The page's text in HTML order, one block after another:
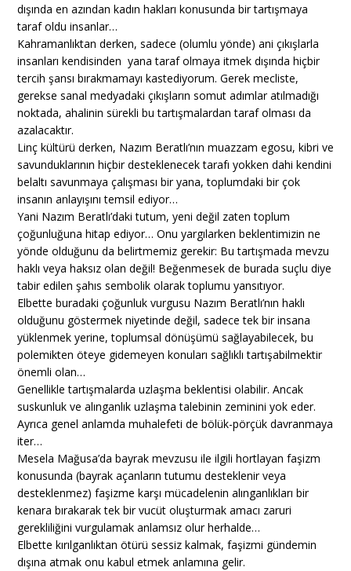
dışında en azından kadın hakları konusunda bir tartışmaya
taraf oldu insanlar…
Kahramanlıktan derken, sadece (olumlu yönde) ani çıkışlarla
insanları kendisinden yana taraf olmaya itmek dışında hiçbir
tercih şansı bırakmamayı kastediyorum. Gerek mecliste,
gerekse sanal medyadaki çıkışların somut adımlar atılmadığı
noktada, ahalinin sürekli bu tartışmalardan taraf olması da
azalacaktır.
Linç kültürü derken, Nazım Beratlı’nın muazzam egosu, kibri ve
savunduklarının hiçbir desteklenecek tarafı yokken dahi kendini
belaltı savunmaya çalışması bir yana, toplumdaki bir çok
insanın anlayışını temsil ediyor…
Yani Nazım Beratlı’daki tutum, yeni değil zaten toplum
çoğunluğuna hitap ediyor… Onu yargılarken beklentimizin ne
yönde olduğunu da belirtmemiz gerekir: Bu tartışmada mevzu
haklı veya haksız olan değil! Beğenmesek de burada suçlu diye
tabir edilen şahıs sembolik olarak toplumu yansıtıyor.
Elbette buradaki çoğunluk vurgusu Nazım Beratlı’nın haklı
olduğunu göstermek niyetinde değil, sadece tek bir insana
yüklenmek yerine, toplumsal dönüşümü sağlayabilecek, bu
polemikten öteye gidemeyen konuları sağlıklı tartışabilmektir
önemli olan…
Genellikle tartışmalarda uzlaşma beklentisi olabilir. Ancak
suskunluk ve alınganlık uzlaşma talebinin zeminini yok eder.
Ayrıca genel anlamda muhalefeti de bölük-pörçük davranmaya
iter…
Mesela Mağusa’da bayrak mevzusu ile ilgili hortlayan faşizm
konusunda (bayrak açanların tutumu desteklenir veya
desteklenmez) faşizme karşı mücadelenin alınganlıkları bir
kenara bırakarak tek bir vucüt oluşturmak amacı zaruri
gerekliliğini vurgulamak anlamsız olur herhalde…
Elbette kırılganlıktan ötürü sessiz kalmak, faşizmi gündemin
dışına atmak onu kabul etmek anlamına gelir.